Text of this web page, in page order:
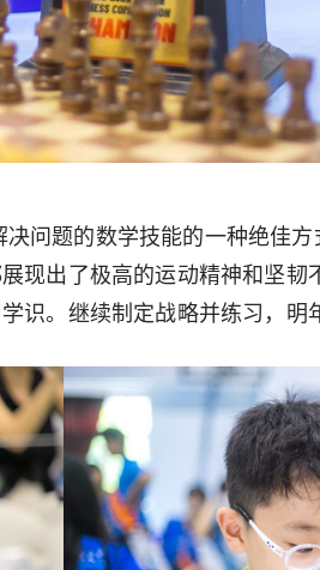
问题的数学技能的一种绝佳
现出了极高的运动精神和坚
识。继续制定战略并练习，明